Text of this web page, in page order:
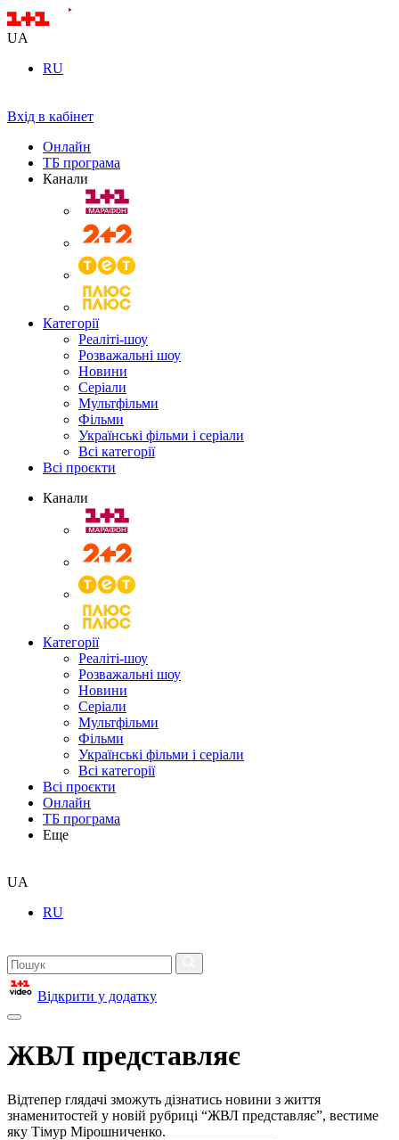
UA
RU
Вхід в кабінет
Онлайн
ТБ програма
Канали
Категорії
Реаліті-шоу
Розважальні шоу
Новини
Серіали
Мультфільми
Фільми
Українські фільми і серіали
Всі категорії
Всі проєкти
Канали
Категорії
Реаліті-шоу
Розважальні шоу
Новини
Серіали
Мультфільми
Фільми
Українські фільми і серіали
Всі категорії
Всі проєкти
Онлайн
ТБ програма
Еще
UA
RU
Відкрити у додатку
ЖВЛ представляє
Відтепер глядачі зможуть дізнатись новини з життя
знаменитостей у новій рубриці “ЖВЛ представляє”, вестиме
яку Тімур Мірошниченко.